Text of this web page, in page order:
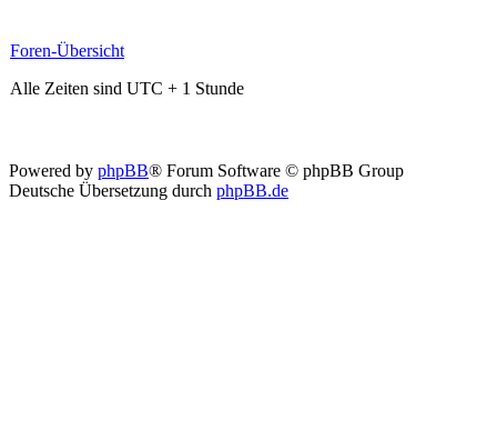
Foren-Übersicht
Alle Zeiten sind UTC + 1 Stunde
Powered by phpBB® Forum Software © phpBB Group
Deutsche Übersetzung durch phpBB.de